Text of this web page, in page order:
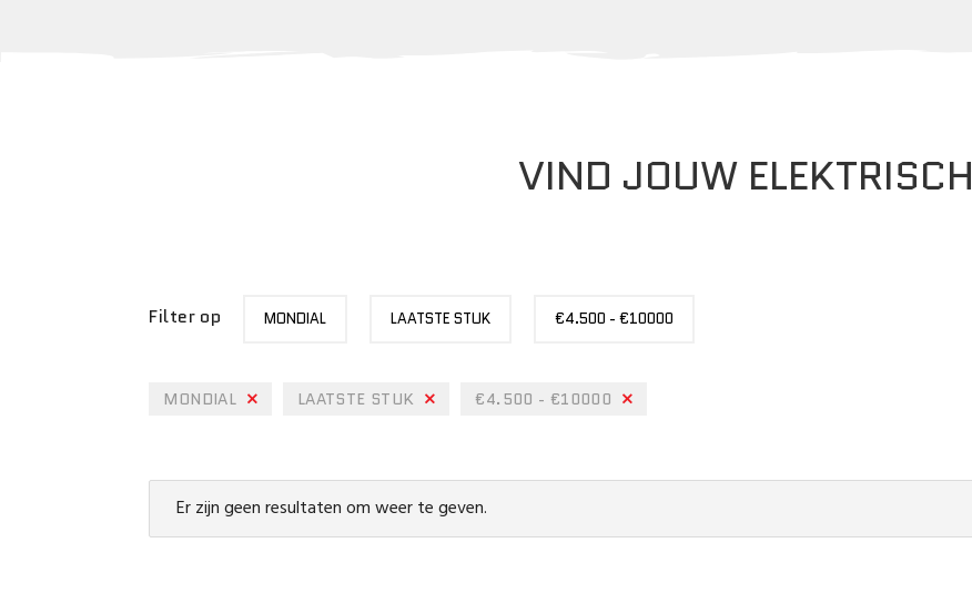
VIND JOUW ELEKTRISCH
Filter op MONDIAL LAATSTE STUK €4.500 - €10000
MONDIAL LAATSTE STUK €4.500 - €10000
Er zijn geen resultaten om weer te geven.